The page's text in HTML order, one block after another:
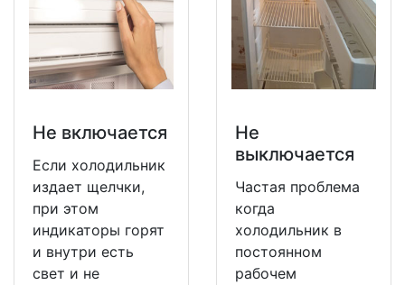
Не включается
Если холодильник
издает щелчки,
при этом
индикаторы горят
и внутри есть
свет и не
Не
выключается
Частая проблема
когда
холодильник в
постоянном
рабочем